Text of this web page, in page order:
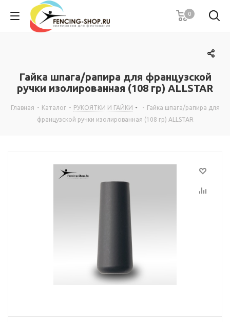
0
Гайка шпага/рапира для французской
ручки изолированная (108 гр) ALLSTAR
Главная - Каталог - РУКОЯТКИ И ГАЙКИ - Гайка шпага/рапира для
французской ручки изолированная (108 гр) ALLSTAR